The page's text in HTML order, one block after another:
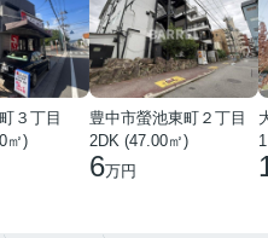
３丁目
㎡)
豊中市螢池東町２丁目
2DK (47.00㎡)
6万円